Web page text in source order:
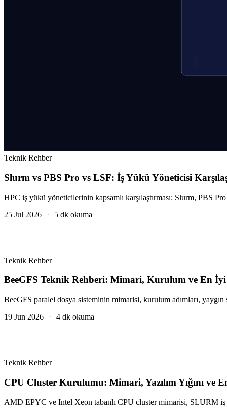
Teknik Rehber
Slurm vs PBS Pro vs LSF: İş Yükü Yöneticisi
HPC iş yükü yöneticilerinin kapsamlı karşılaştırması: Slurm, PBS
25 Jul 2026
· 5 dk okuma
Teknik Rehber
BeeGFS Teknik Rehberi: Mimari, Kurulum ve En
BeeGFS paralel dosya sisteminin mimarisi, kurulum adımları,
19 Jun 2026
· 4 dk okuma
Teknik Rehber
CPU Cluster Kurulumu: Mimari, Yazılım Yığını ve
AMD EPYC ve Intel Xeon tabanlı CPU cluster mimarisi, SLURM iş